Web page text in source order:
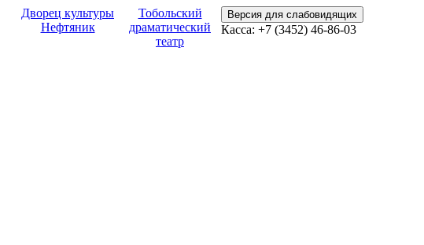
Дворец культуры
Нефтяник
Тобольский
драматический
театр
Версия для слабовидящих
Касса: +7 (3452) 46-86-03